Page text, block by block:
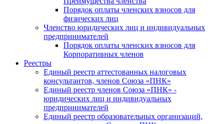
Порядок оплаты членских взносов для
физических лиц
Членство юридических лиц и индивидуальных
предпринимателей
Порядок оплаты членских взносов для
Корпоративных членов
Реестры
Единый реестр аттестованных налоговых
консультантов, членов Союза «ПНК»
Единый реестр членов Союза «ПНК» -
юридических лиц и индивидуальных
предпринимателей
Единый реестр образовательных организаций,